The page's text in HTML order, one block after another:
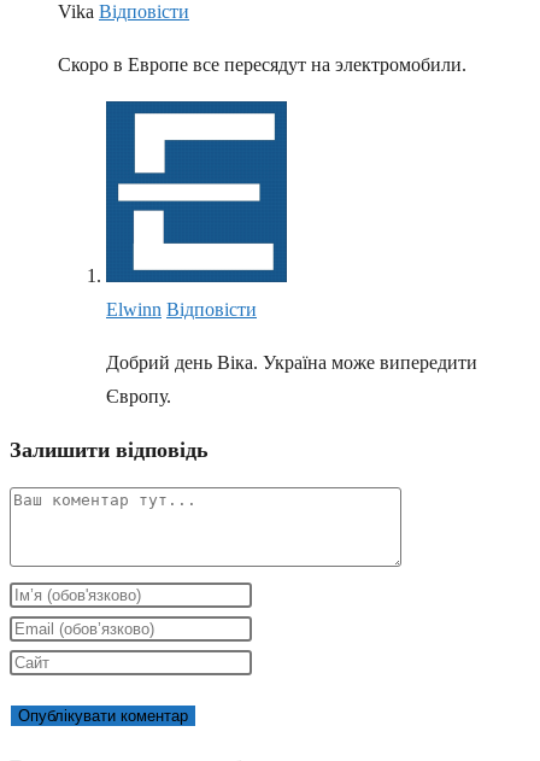
Vika Відповіcти
Скоро в Европе все пересядут на электромобили.
Elwinn Відповіcти
Добрий день Віка. Україна може випередити
Європу.
Залишити відповідь
Коментар
Введіть
своє
ім'я
ім'я
Введіть
свою
адресу,
Введіть
адресу